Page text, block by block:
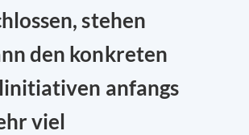
stehen
den konkreten
anfangs
viel